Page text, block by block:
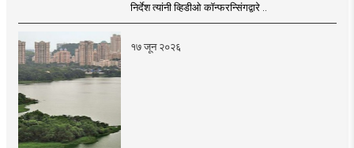
शिंदे
निर्देश त्यांनी व्हिडीओ कॉन्फरन्सिंगद्वारे ..
१७ जून २०२६